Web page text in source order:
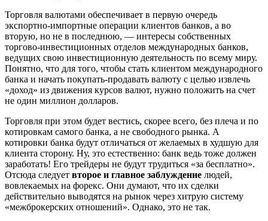
Торговля валютами обеспечивает в первую очередь
экспортно-импортные операции клиентов банков, а во
вторую, но не в последнюю, — интересы собственных
торгово-инвестиционных отделов международных банков,
ведущих свою инвестиционную деятельность по всему миру.
Понятно, что для того, чтобы стать клиентом международного
банка и начать покупать-продавать валюту с целью извлечь
«доход» из движения курсов валют, нужно положить на счет
не один миллион долларов.
Торговля при этом будет вестись, скорее всего, без плеча и по
котировкам самого банка, а не свободного рынка. А
котировки банка будут отличаться от желаемых в худшую для
клиента сторону. Ну, это естественно: банк ведь тоже должен
заработать! Его трейдеры не будут трудиться «за бесплатно».
Отсюда следует второе и главное заблуждение людей,
вовлекаемых на форекс. Они думают, что их сделки
действительно выводятся на рынок через хитрую систему
«межброкерских отношений». Однако, это не так.